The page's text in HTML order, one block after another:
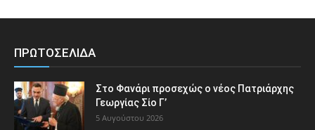
ΠΡΩΤΟΣΕΛΙΔΑ
Στο Φανάρι προσεχώς ο νέος Πατριάρχης
Γεωργίας Σίο Γ’
5 Αυγούστου 2026